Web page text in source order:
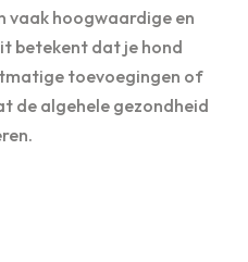
vaak hoogwaardige en
betekent dat je hond
toevoegingen of
de algehele gezondheid